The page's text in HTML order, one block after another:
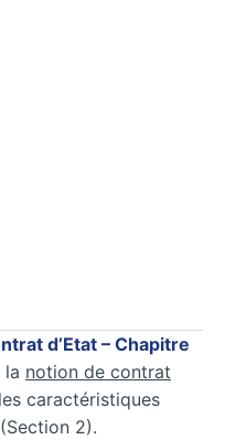
d’Etat – Chapitre
la notion de contrat
caractéristiques
2).